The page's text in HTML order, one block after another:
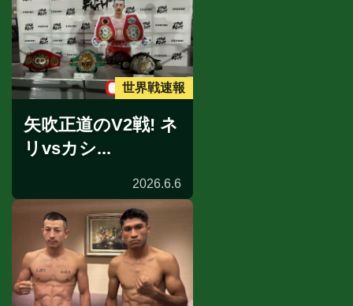
世界戦速報
矢吹正道のV2戦! ネ
リvsカシ...
2026.6.6